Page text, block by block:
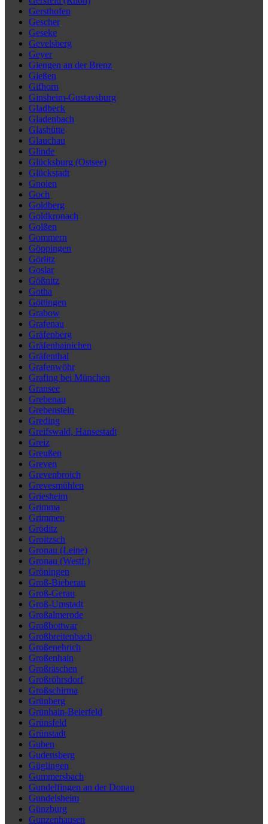
Gersthofen
Gescher
Geseke
Gevelsberg
Geyer
Giengen an der Brenz
Gießen
Gifhorn
Ginsheim-Gustavsburg
Gladbeck
Gladenbach
Glashütte
Glauchau
Glinde
Glücksburg (Ostsee)
Glückstadt
Gnoien
Goch
Goldberg
Goldkronach
Golßen
Gommern
Göppingen
Görlitz
Goslar
Gößnitz
Gotha
Göttingen
Grabow
Grafenau
Gräfenberg
Gräfenhainichen
Gräfenthal
Grafenwöhr
Grafing bei München
Gransee
Grebenau
Grebenstein
Greding
Greifswald, Hansestadt
Greiz
Greußen
Greven
Grevenbroich
Grevesmühlen
Griesheim
Grimma
Grimmen
Gröditz
Groitzsch
Gronau (Leine)
Gronau (Westf.)
Gröningen
Groß-Bieberau
Groß-Gerau
Groß-Umstadt
Großalmerode
Großbottwar
Großbreitenbach
Großenehrich
Großenhain
Großräschen
Großröhrsdorf
Großschirma
Grünberg
Grünhain-Beierfeld
Grünsfeld
Grünstadt
Guben
Gudensberg
Güglingen
Gummersbach
Gundelfingen an der Donau
Gundelsheim
Günzburg
Gunzenhausen